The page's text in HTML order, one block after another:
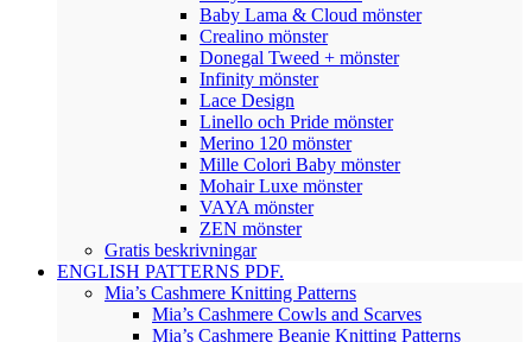
Baby Lama & Cloud mönster
Crealino mönster
Donegal Tweed + mönster
Infinity mönster
Lace Design
Linello och Pride mönster
Merino 120 mönster
Mille Colori Baby mönster
Mohair Luxe mönster
VAYA mönster
ZEN mönster
Gratis beskrivningar
ENGLISH PATTERNS PDF.
Mia’s Cashmere Knitting Patterns
Mia’s Cashmere Cowls and Scarves
Mia’s Cashmere Beanie Knitting Patterns